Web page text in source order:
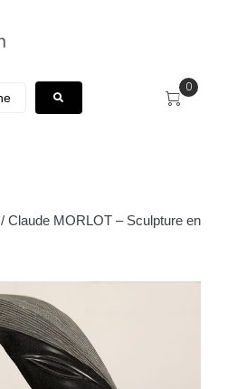
0
/ Claude MORLOT – Sculpture en